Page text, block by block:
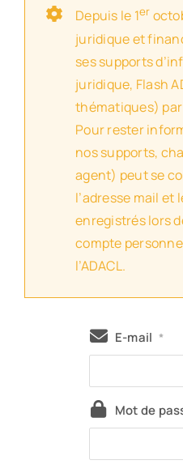
Depuis le 1er
juridique et
ses supports
juridique, Flash
thématiques)
Pour rester
nos supports,
agent) peut se
l’adresse mail et
enregistrés lors
compte
l’ADACL.
E-mail *
Mot de